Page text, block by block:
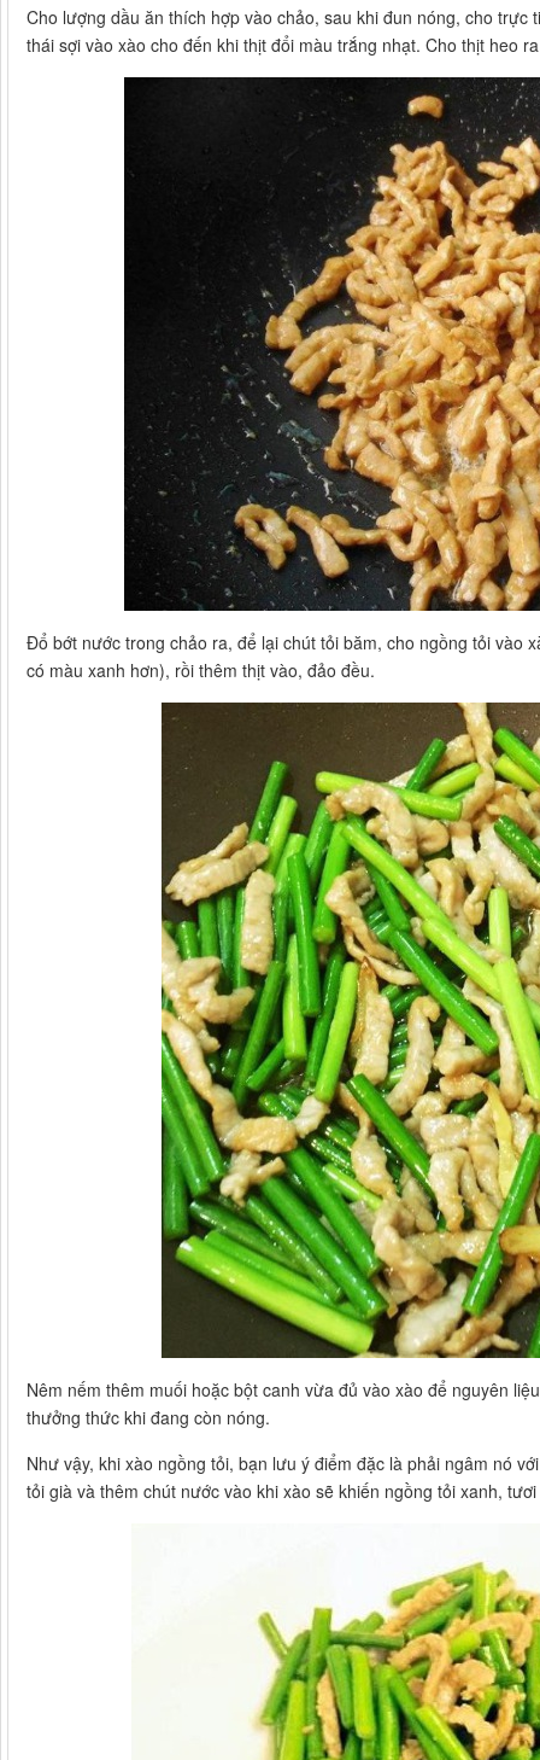
Cho lượng dầu ăn thích hợp vào chảo, sau khi đun nóng, cho
thái sợi vào xào cho đến khi thịt đổi màu trắng nhạt. Cho thịt heo
Đổ bớt nước trong chảo ra, để lại chút tỏi băm, cho ngồng tỏi vào
có màu xanh hơn), rồi thêm thịt vào, đảo đều.
Nêm nếm thêm muối hoặc bột canh vừa đủ vào xào để nguyên
thưởng thức khi đang còn nóng.
Như vậy, khi xào ngồng tỏi, bạn lưu ý điểm đặc là phải ngâm nó
tỏi già và thêm chút nước vào khi xào sẽ khiến ngồng tỏi xanh,